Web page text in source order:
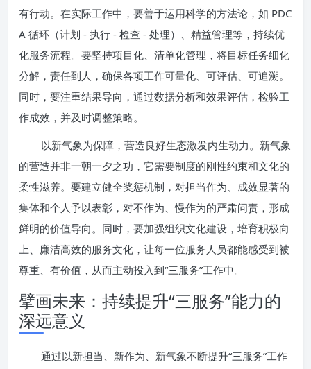
有行动。在实际工作中，要善于运用科学的方法论，如 PDC
A 循环（计划 - 执行 - 检查 - 处理）、精益管理等，持续优
化服务流程。要坚持项目化、清单化管理，将目标任务细化
分解，责任到人，确保各项工作可量化、可评估、可追溯。
同时，要注重结果导向，通过数据分析和效果评估，检验工
作成效，并及时调整策略。
以新气象为保障，营造良好生态激发内生动力。新气象
的营造并非一朝一夕之功，它需要制度的刚性约束和文化的
柔性滋养。要建立健全奖惩机制，对担当作为、成效显著的
集体和个人予以表彰，对不作为、慢作为的严肃问责，形成
鲜明的价值导向。同时，要加强组织文化建设，培育积极向
上、廉洁高效的服务文化，让每一位服务人员都能感受到被
尊重、有价值，从而主动投入到“三服务”工作中。
擘画未来：持续提升“三服务”能力的
深远意义
通过以新担当、新作为、新气象不断提升“三服务”工作